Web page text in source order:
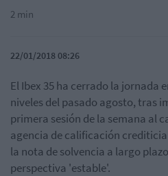
2 min
22/01/2018 08:26
El Ibex 35 ha cerrado la jornada
niveles del pasado agosto, tras
primera sesión de la semana al
agencia de calificación
la nota de solvencia a largo
perspectiva 'estable'.